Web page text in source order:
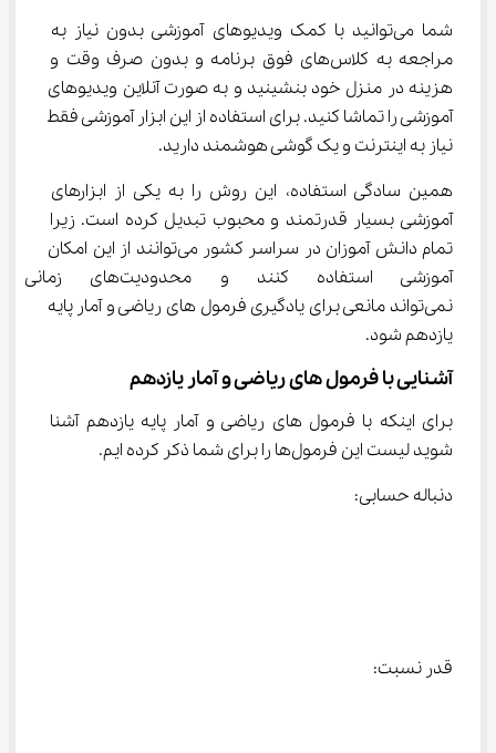
شما می‌توانید با کمک ویدیوهای آموزشی بدون نیاز به
مراجعه به کلاس‌های فوق برنامه و بدون صرف وقت و
هزینه در منزل خود بنشینید و به صورت آنلاین ویدیوهای
آموزشی را تماشا کنید. برای استفاده از این ابزار آموزشی فقط
نیاز به اینترنت و یک گوشی هوشمند دارید.
همین سادگی استفاده، این روش را به یکی از ابزارهای
آموزشی بسیار قدرتمند و محبوب تبدیل کرده است. زیرا
تمام دانش آموزان در سراسر کشور می‌توانند از این امکان
آموزشی استفاده کنند و
نمی‌تواند مانعی برای یادگیری فرمول های ریاضی و آمار پایه
یازدهم شود.
آشنایی با فرمول‌ های ریاضی و آمار یازدهم
برای اینکه با فرمول های ریاضی و آمار پایه یازدهم آشنا
شوید لیست این فرمول‌ها را برای شما ذکر کرده ایم.
دنباله حسابی:
قدر نسبت: